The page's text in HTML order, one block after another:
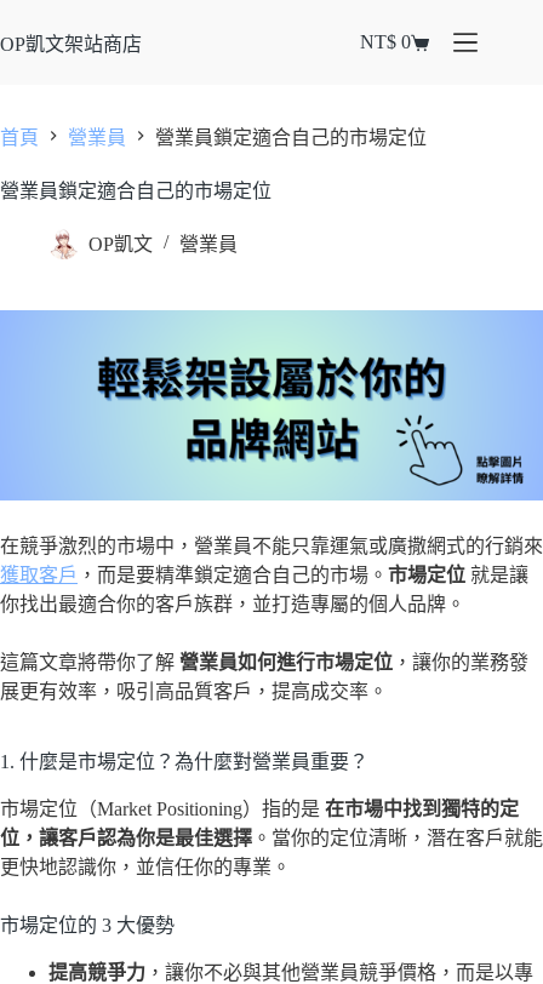
OP凱文架站商店 NT$ 0
首頁 營業員 營業員鎖定適合自己的市場定位
營業員鎖定適合自己的市場定位
OP凱文 營業員
在競爭激烈的市場中，營業員不能只靠運氣或廣撒網式的行銷來
獲取客戶 ，而是要精準鎖定適合自己的市場。 市場定位 就是讓
你找出最適合你的客戶族群，並打造專屬的個人品牌。
這篇文章將帶你了解 營業員如何進行市場定位 ，讓你的業務發
展更有效率，吸引高品質客戶，提高成交率。
1. 什麼是市場定位？為什麼對營業員重要？
市場定位（Market Positioning）指的是 在市場中找到獨特的定
位，讓客戶認為你是最佳選擇 。當你的定位清晰，潛在客戶就能
更快地認識你，並信任你的專業。
市場定位的 3 大優勢
提高競爭力 ，讓你不必與其他營業員競爭價格，而是以專